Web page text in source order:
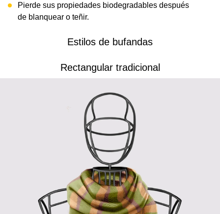
Pierde sus propiedades biodegradables después
de blanquear o teñir.
Estilos de bufandas
Rectangular tradicional